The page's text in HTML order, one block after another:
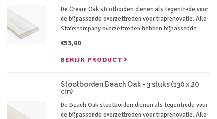
De Cream Oak stootborden dienen als tegentrede voor
de bijpassende overzettreden voor traprenovatie. Alle
Stairscompany overzettreden hebben bijpassende
€53,00
BEKIJK PRODUCT
Stootborden Beach Oak - 3 stuks (130 x 20
cm)
De Beach Oak stootborden dienen als tegentrede voor
de bijpassende overzettreden voor traprenovatie. Alle